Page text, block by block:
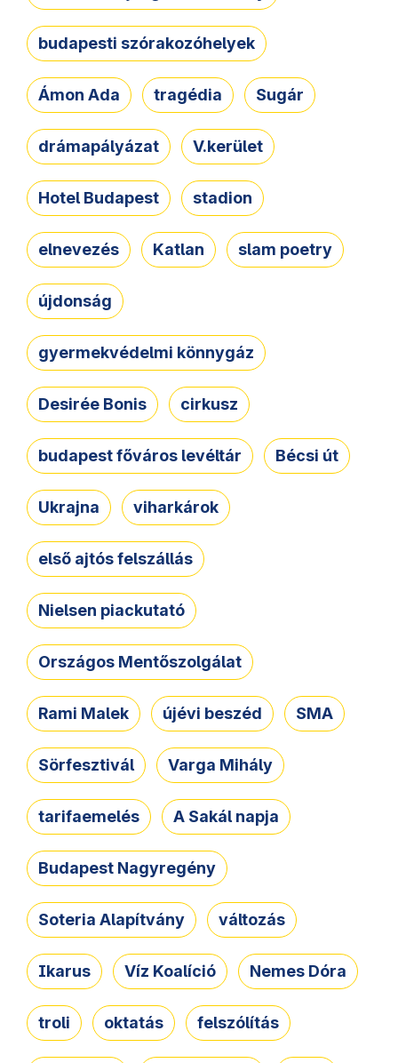
budapesti szórakozóhelyek
Ámon Ada tragédia Sugár
drámapályázat V.kerület
Hotel Budapest stadion
elnevezés Katlan slam poetry
újdonság
gyermekvédelmi könnygáz
Desirée Bonis cirkusz
budapest főváros levéltár Bécsi út
Ukrajna viharkárok
első ajtós felszállás
Nielsen piackutató
Országos Mentőszolgálat
Rami Malek újévi beszéd SMA
Sörfesztivál Varga Mihály
tarifaemelés A Sakál napja
Budapest Nagyregény
Soteria Alapítvány változás
Ikarus Víz Koalíció Nemes Dóra
troli oktatás felszólítás